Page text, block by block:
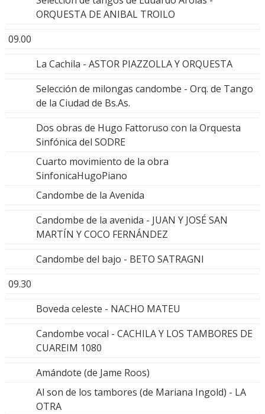
ORQUESTA DE ANIBAL TROILO
09.00
La Cachila - ASTOR PIAZZOLLA Y ORQUESTA
Selección de milongas candombe - Orq. de Tango
de la Ciudad de Bs.As.
Dos obras de Hugo Fattoruso con la Orquesta
Sinfónica del SODRE
Cuarto movimiento de la obra
SinfonicaHugoPiano
Candombe de la Avenida
Candombe de la avenida - JUAN Y JOSÉ SAN
MARTÍN Y COCO FERNÁNDEZ
Candombe del bajo - BETO SATRAGNI
09.30
Boveda celeste - NACHO MATEU
Candombe vocal - CACHILA Y LOS TAMBORES DE
CUAREIM 1080
Amándote (de Jame Roos)
Al son de los tambores (de Mariana Ingold) - LA
OTRA